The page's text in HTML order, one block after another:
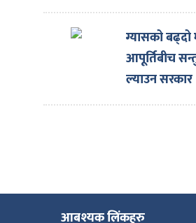
घोषणा
ग्यासको बढ्दो
आपूर्तिबीच
ल्याउन सरकार
प्रयासरतः
आबश्यक लिंकहरु